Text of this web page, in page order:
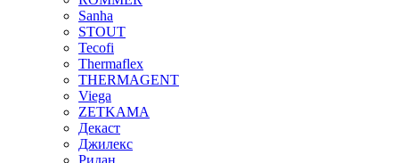
Sanha
STOUT
Tecofi
Thermaflex
THERMAGENT
Viega
ZETKAMA
Декаст
Джилекс
Ридан